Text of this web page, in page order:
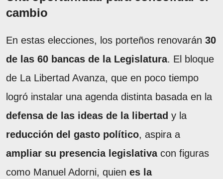
cambio
En estas elecciones, los porteños renovarán 30
de las 60 bancas de la Legislatura. El bloque
de La Libertad Avanza, que en poco tiempo
logró instalar una agenda distinta basada en la
defensa de las ideas de la libertad y la
reducción del gasto político, aspira a
ampliar su presencia legislativacon figuras
como Manuel Adorni, quien es la